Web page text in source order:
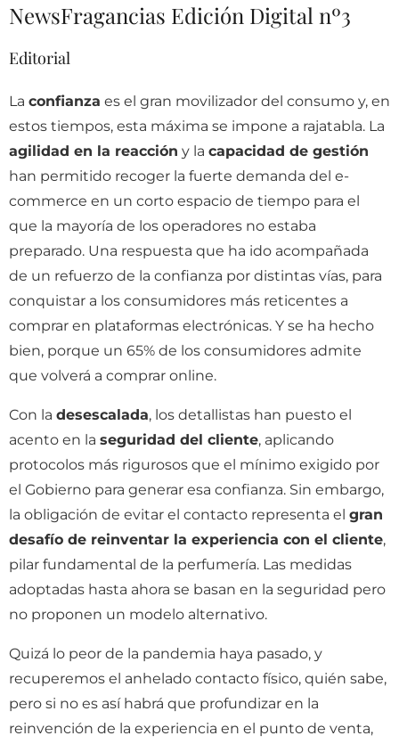
NewsFragancias Edición Digital nº3
Editorial
La confianza es el gran movilizador del consumo y, en
estos tiempos, esta máxima se impone a rajatabla. La
agilidad en la reacción y la capacidad de gestión
han permitido recoger la fuerte demanda del e-
commerce en un corto espacio de tiempo para el
que la mayoría de los operadores no estaba
preparado. Una respuesta que ha ido acompañada
de un refuerzo de la confianza por distintas vías, para
conquistar a los consumidores más reticentes a
comprar en plataformas electrónicas. Y se ha hecho
bien, porque un 65% de los consumidores admite
que volverá a comprar online.
Con la desescalada, los detallistas han puesto el
acento en la seguridad del cliente, aplicando
protocolos más rigurosos que el mínimo exigido por
el Gobierno para generar esa confianza. Sin embargo,
la obligación de evitar el contacto representa el gran
desafío de reinventar la experiencia con el cliente,
pilar fundamental de la perfumería. Las medidas
adoptadas hasta ahora se basan en la seguridad pero
no proponen un modelo alternativo.
Quizá lo peor de la pandemia haya pasado, y
recuperemos el anhelado contacto físico, quién sabe,
pero si no es así habrá que profundizar en la
reinvención de la experiencia en el punto de venta,